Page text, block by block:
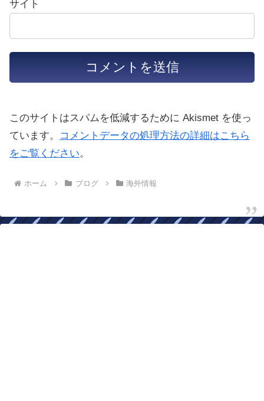
サイト
このサイトはスパムを低減するために Akismet を使っ
ています。
コメントデータの処理方法の詳細はこちら
をご覧ください。
ホーム ブログ 海外情報